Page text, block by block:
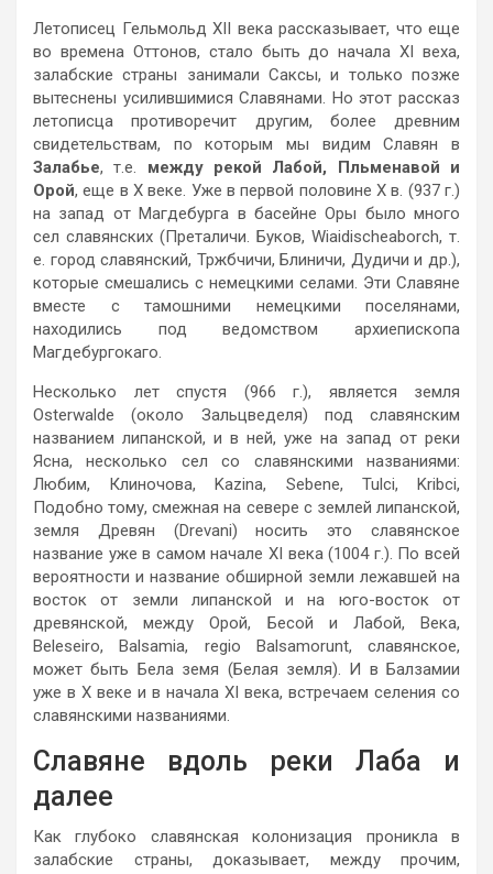
Летописец Гельмольд XII века рассказывает, что еще
во времена Оттонов, стало быть до начала XI веха,
залабские страны занимали Саксы, и только позже
вытеснены усилившимися Славянами. Но этот рассказ
летописца противоречит другим, более древним
свидетельствам, по которым мы видим Славян в
Залабье, т.е. между рекой Лабой, Пльменавой и
Орой, еще в X веке. Уже в первой половине X в. (937 г.)
на запад от Магдебурга в басейне Оры было много
сел славянских (Преталичи. Буков, Wiaidischeaborch, т.
е. город славянский, Тржбчичи, Блиничи, Дудичи и др.),
которые смешались с немецкими селами. Эти Славяне
вместе с тамошними немецкими поселянами,
находились под ведомством apxиeпископа
Магдебургокаго.
Несколько лет спустя (966 г.), является земля
Osterwalde (около Зальцведеля) под славянским
названием липанской, и в ней, уже на запад от реки
Ясна, несколько сел со славянскими названиями:
Любим, Клиночова, Kazina, Sebene, Tulci, Kribci,
Подобно тому, смежная на ceвepе с землей липанской,
земля Древян (Drevani) носить это славянское
название уже в самом начале XI века (1004 г.). По всей
вероятности и название обширной земли лежавшей на
восток от земли липанской и на юго-восток от
древянской, между Орой, Бесой и Лабой, Века,
Beleseiro, Balsamia, regio Balsamorunt, славянское,
может быть Бела земя (Белая земля). И в Балзамии
уже в X веке и в начала XI века, встречаем селения со
славянскими названиями.
Славяне вдоль реки Лаба и
далее
Как глубоко славянская колонизация проникла в
залабские страны, доказывает, между прочим,